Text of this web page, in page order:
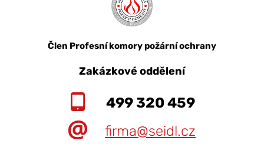
Člen Profesní komory požární ochrany
Zakázkové oddělení
499 320 459
firma@seidl.cz